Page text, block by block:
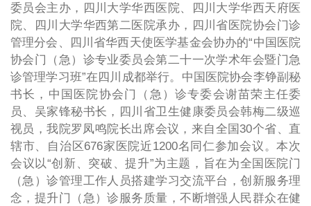
委员会主办，四川大学华西医院、四川大学华西天府医
院、四川大学华西第二医院承办，四川省医院协会门诊
管理分会、四川省华西天使医学基金会协办的“中国医院
协会门（急）诊专业委员会第二十一次学术年会暨门急
诊管理学习班”在四川成都举行。中国医院协会李铮副秘
书长，中国医院协会门（急）诊专委会谢苗荣主任委
员、吴家锋秘书长，四川省卫生健康委员会韩梅二级巡
视员，我院罗凤鸣院长出席会议，来自全国30个省、直
辖市、自治区676家医院近1200名同仁参加会议。本次
会议以“创新、突破、提升”为主题，旨在为全国医院门
（急）诊管理工作人员搭建学习交流平台，创新服务理
念，提升门（急）诊服务质量，不断增强人民群众在健